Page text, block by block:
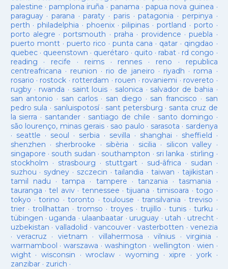
palestine · pamplona iruña · panama · papua nova guinea ·
paraguay· parana ·paraty · paris·patagonia · perpinya ·
perth ·philadelphia · phoenix·pilipinas ·portland · porto ·
porto alegre ·portsmouth ·praha · providence ·puebla ·
puerto montt· puerto rico ·punta cana · qatar · qingdao ·
quebec· queenstown · querétaro · quito · rabat · rd congo ·
reading · recife · reims· rennes · reno · republica
centreafricana · reunion · rio de janeiro · riyadh · roma ·
rosario · rostock · rotterdam · rouen · rovaniemi · rovereto ·
rugby· rwanda · saint louis · salonica · salvador de bahia ·
san antonio · san carlos· san diego · san francisco · san
pedro sula · sanluispotosí· sant petersburg · santa cruz de
la sierra · santander · santiago de chile · santo domingo ·
são lourenço, minas gerais · sao paulo · sarasota · sardenya
· seattle · seoul · serbia · sevilla · shanghai · sheffield ·
shenzhen · sherbrooke · sibèria · sicilia · silicon valley ·
singapore · south sudan · southampton · sri lanka · stirling ·
stockholm · strasbourg · stuttgart· sud-âfrica · sudan ·
suzhou · sydney · szczecin ·tailandia ·taiwan · tajikistan ·
tamil nadu ·tampa · tampere · tanzania ·tasmania ·
tauranga ·tel aviv· tennessee ·tijuana ·timisoara ·togo ·
tokyo ·torino ·toronto ·toulouse ·transilvania ·treviso ·
trier· trollhattan · tromso · troyes·trujillo ·tunis ·turku ·
tübingen · uganda · ulaanbaatar · uruguay · utah · utrecht ·
uzbekistan · valladolid · vancouver· vasterbotten · venezia
· veracruz · vietnam · villahermosa ·vilnius ·virginia ·
warrnambool ·warszawa ·washington · wellington · wien ·
wight· wisconsin ·wroclaw · wyoming ·xipre · york·
zanzibar· zurich ·